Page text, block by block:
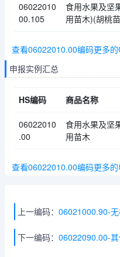
06022010
00.105
食用水果及坚
用苗木)(胡桃
查看06022010.00编码更多
申报实例汇总
HS编码 商品名称
06022010
.00
食用水果及坚
用苗木
查看06022010.00编码更多
上一编码： 06021000.90-无
下一编码： 06022090.00-